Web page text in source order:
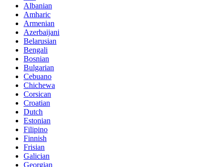
Albanian
Amharic
Armenian
Azerbaijani
Belarusian
Bengali
Bosnian
Bulgarian
Cebuano
Chichewa
Corsican
Croatian
Dutch
Estonian
Filipino
Finnish
Frisian
Galician
Georgian